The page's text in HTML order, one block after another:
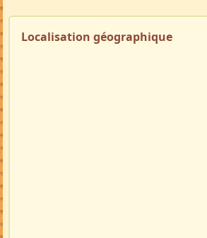
Localisation géographique